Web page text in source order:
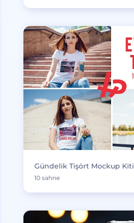
Gündelik Tişört Mockup Kiti
10 sahne